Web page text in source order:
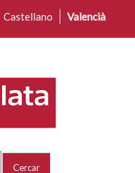
Castellano Valencià